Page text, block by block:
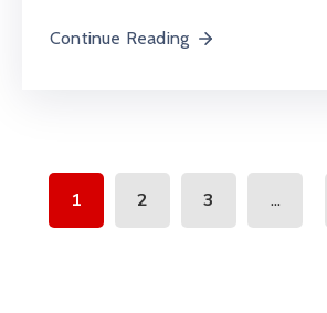
Continue Reading
1 2 3 ...